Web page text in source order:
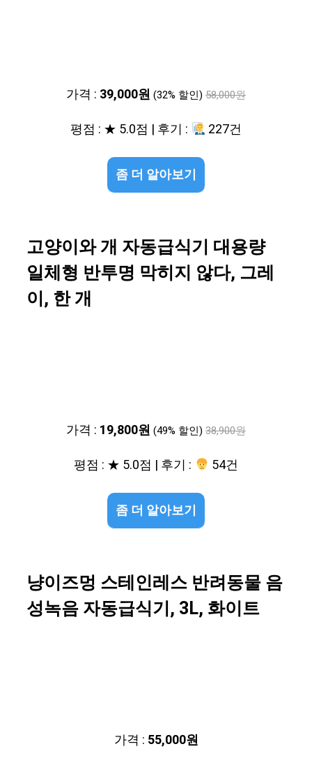
가격 : 39,000원 (32% 할인) 58,000원
평점 : ★ 5.0점 | 후기 : 227건
좀 더 알아보기
고양이와 개 자동급식기 대용량
일체형 반투명 막히지 않다, 그레
이, 한 개
가격 : 19,800원 (49% 할인) 38,900원
평점 : ★ 5.0점 | 후기 : 54건
좀 더 알아보기
냥이즈멍 스테인레스 반려동물 음
성녹음 자동급식기, 3L, 화이트
가격 : 55,000원